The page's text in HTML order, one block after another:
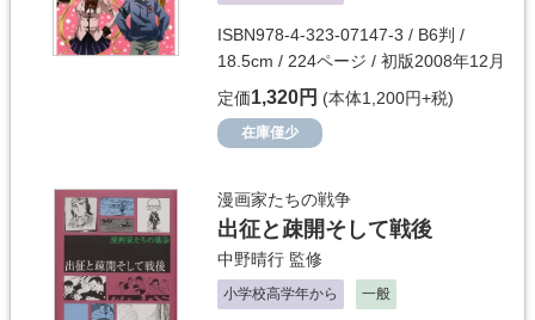
ISBN978-4-323-07147-3 / B6判 /
18.5cm / 224ページ / 初版2008年12月
定価1,320円 (本体1,200円+税)
在庫僅少
漫画家たちの戦争
出征と疎開そして戦後
中野晴行 監修
小学校高学年から 一般